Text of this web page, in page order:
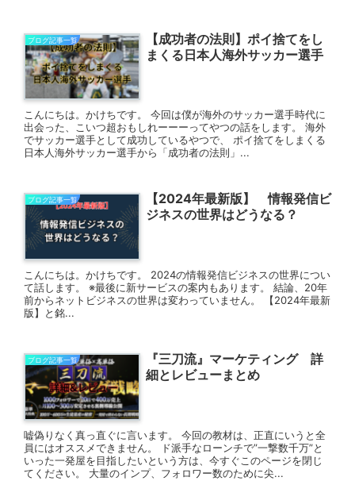
ブログ記事一覧
【成功者の法則】ポイ捨てをし
まくる日本人海外サッカー選手
こんにちは。かけちです。 今回は僕が海外のサッカー選手時代に
出会った、こいつ超おもしれーーーってやつの話をします。 海外
でサッカー選手として成功しているやつで、 ポイ捨てをしまくる
日本人海外サッカー選手から「成功者の法則」...
ブログ記事一覧
【2024年最新版】 情報発信ビ
ジネスの世界はどうなる？
こんにちは。かけちです。 2024の情報発信ビジネスの世界につい
て話します。 ※最後に新サービスの案内もあります。 結論、20年
前からネットビジネスの世界は変わっていません。 【2024年最新
版】と銘...
ブログ記事一覧
『三刀流』マーケティング 詳
細とレビューまとめ
嘘偽りなく真っ直ぐに言います。 今回の教材は、正直にいうと全
員にはオススメできません。 ド派手なローンチで”一撃数千万”と
いった一発屋を目指したいという方は、今すぐこのページを閉じ
てください。 大量のインプ、フォロワー数のために尖...